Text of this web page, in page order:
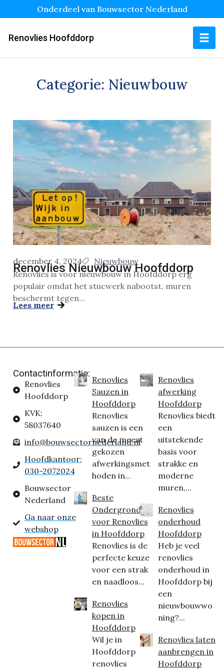
Onderdeel van Bouwsector Nederland
Renovlies Hoofddorp
Categorie: Nieuwbouw
december 4, 2024 Nieuwbouw
Renovlies Nieuwbouw Hoofddorp
Renovlies is voor nieuwbouw in Hoofddorp erg
populair omdat het stucwerk nabootst, muren
beschermt tegen...
Lees meer
Contactinformatie:
Renovlies
Hoofddorp
KVK:
58037640
info@bouwsectornederland.nl
Hoofdkantoor:
030-2072024
Bouwsector
Nederland
Ga naar onze
webshop
Renovlies
Sauzen in
Hoofddorp
Renovlies
sauzen is een
van de meest
gekozen
afwerkingsmet
hoden in...
Beste
Ondergrond
voor Renovlies
in Hoofddorp
Renovlies is de
perfecte keuze
voor een strak
en naadloos...
Renovlies
kopen in
Hoofddorp
Wil je in
Hoofddorp
renovlies
Renovlies
afwerking
Hoofddorp
Renovlies biedt
een
uitstekende
basis voor
strakke en
moderne
muren,...
Renovlies
onderhoud
Hoofddorp
Heb je veel
renovlies
onderhoud in
Hoofddorp bij
een
nieuwbouwwo
ning?...
Renovlies laten
aanbrengen in
Hoofddorp